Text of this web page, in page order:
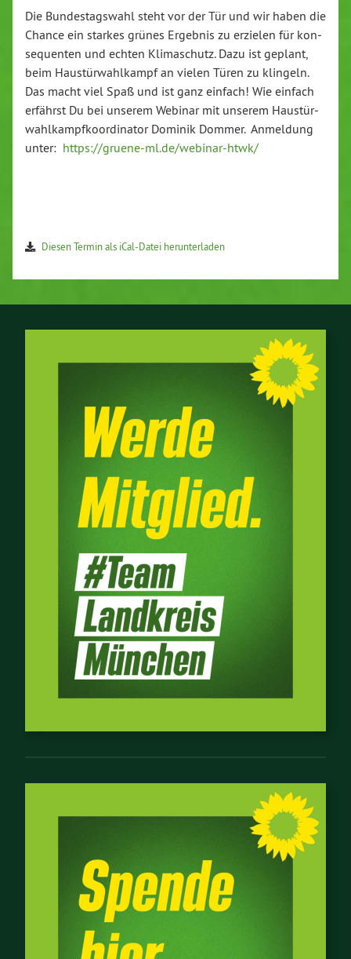
Die Bun­des­tags­wahl steht vor der Tür und wir haben die
Chance ein starkes grünes Ergebnis zu erzielen für kon­
se­quen­ten und echten Kli­ma­schutz. Dazu ist geplant,
beim Hau­stür­wahl­kampf an vielen Türen zu klingeln.
Das macht viel Spaß und ist ganz einfach! Wie einfach
erfährst Du bei unserem Webinar mit unserem Hau­stür­
wahl­kampf­ko­or­di­na­tor Dominik Dommer. Anmeldung
unter: https://​gruene-​ml.​de/​webinar-​htwk/
Diesen Termin als iCal-Da­tei her­un­ter­la­den